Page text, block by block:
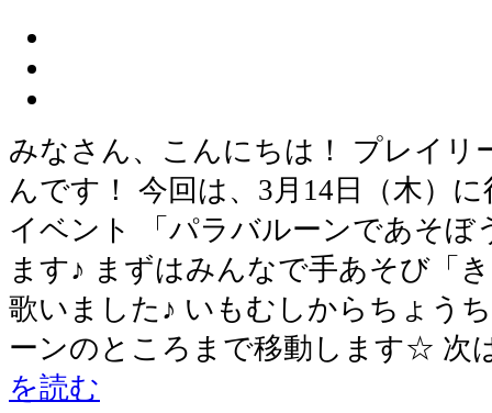
みなさん、こんにちは！ プレイリ
んです！ 今回は、3月14日（木）
イベント 「パラバルーンであそぼ
ます♪ まずはみんなで手あそび「
歌いました♪ いもむしからちょう
ーンのところまで移動します☆ 次
を読む